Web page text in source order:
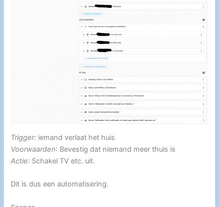
Trigger: iemand verlaat het huis
Voorwaarden: Bevestig dat niemand meer thuis is
Actie: Schakel TV etc. uit.
Dit is dus een automatisering.